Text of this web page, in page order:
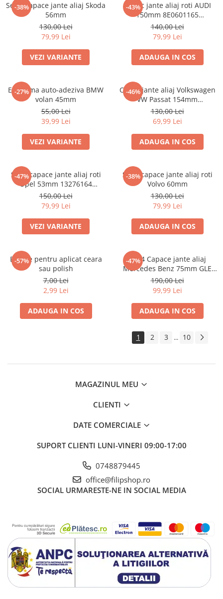
-38%
Set 4 Capace jante aliaj Skoda
56mm
130,00 Lei
79,99 Lei
VEZI VARIANTE
-43%
Capac jante aliaj roti AUDI
150mm 8E0601165
(8ED601165 )
140,00 Lei
79,99 Lei
ADAUGA IN COS
-27%
Emblema auto-adeziva BMW
volan 45mm
55,00 Lei
39,99 Lei
VEZI VARIANTE
-46%
Capac jante aliaj Volkswagen
VW Passat 154mm
1K0601149EQZQ
130,00 Lei
69,99 Lei
ADAUGA IN COS
-47%
Set 4 capace jante aliaj roti
Opel 53mm 13276164
467597050
150,00 Lei
79,99 Lei
VEZI VARIANTE
-38%
Set 4 capace jante aliaj roti
Volvo 60mm
130,00 Lei
79,99 Lei
ADAUGA IN COS
-57%
Burete pentru aplicat ceara
sau polish
7,00 Lei
2,99 Lei
ADAUGA IN COS
-47%
set 4 Capace jante aliaj
Mercedes Benz 75mm GLE
W167 / GLS X167 A1674015960
190,00 Lei
99,99 Lei
ADAUGA IN COS
1 2 3 ... 10
MAGAZINUL MEU
CLIENTI
DATE COMERCIALE
SUPORT CLIENTI LUNI-VINERI 09:00-17:00
0748879445
office@filipshop.ro
SOCIAL URMARESTE-NE IN SOCIAL MEDIA